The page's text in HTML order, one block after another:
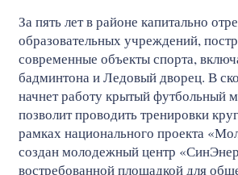
За пять лет в районе капитально
образовательных учреждений,
современные объекты спорта,
бадминтона и Ледовый дворец. В
начнет работу крытый футбольный
позволит проводить тренировки
рамках национального проекта
создан молодежный центр
востребованной площадкой для